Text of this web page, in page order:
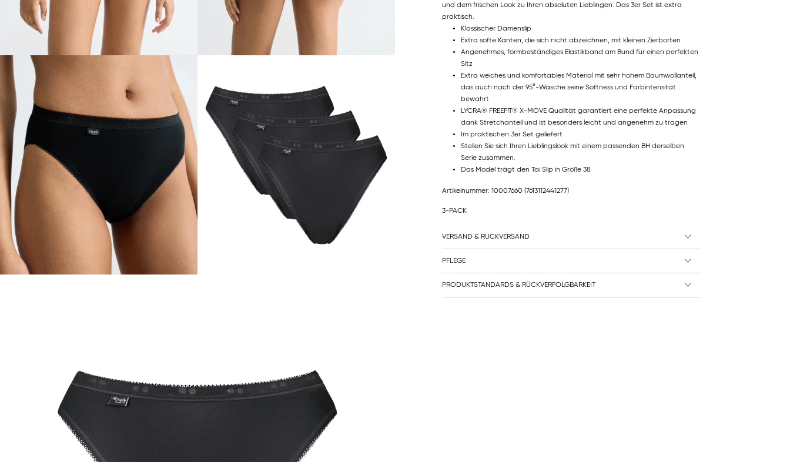
und dem frischen Look zu Ihren absoluten Lieblingen. Das 3er Set ist extra
praktisch.
Klassischer Damenslip
Extra softe Kanten, die sich nicht abzeichnen, mit kleinen Zierborten
Angenehmes, formbeständiges Elastikband am Bund für einen perfekten
Sitz
Extra weiches und komfortables Material mit sehr hohem Baumwollanteil,
das auch nach der 95°-Wäsche seine Softness und Farbintensität
bewahrt
LYCRA® FREEF!T® X-MOVE Qualität garantiert eine perfekte Anpassung
dank Stretchanteil und ist besonders leicht und angenehm zu tragen
Im praktischen 3er Set geliefert
Stellen Sie sich Ihren Lieblingslook mit einem passenden BH derselben
Serie zusammen.
Das Model trägt den Tai Slip in Größe 38
Artikelnummer: 10007660 (7613112441277)
3-PACK
VERSAND & RÜCKVERSAND
PFLEGE
PRODUKTSTANDARDS & RÜCKVERFOLGBARKEIT